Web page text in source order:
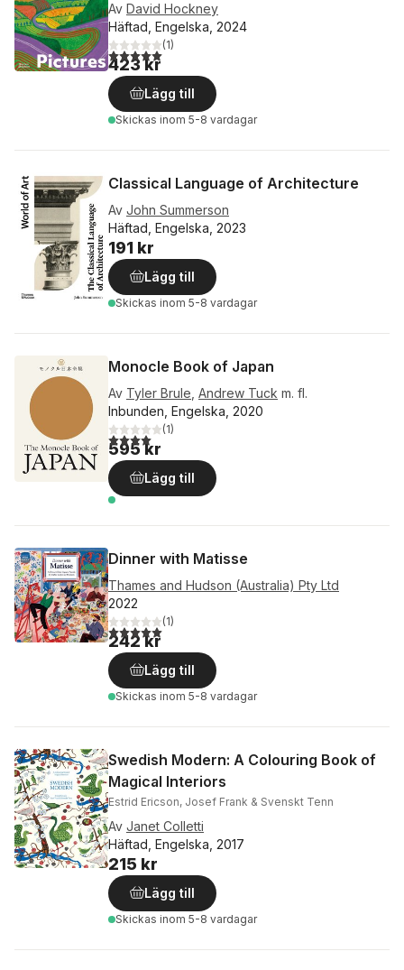
Av David Hockney
Häftad, Engelska, 2024
5,0utav 5 stjärnor. Totalt antal röster:
(1)
423 kr
Lägg till
Skickas inom 5-8 vardagar
Classical Language of Architecture
Av John Summerson
Häftad, Engelska, 2023
191 kr
Lägg till
Skickas inom 5-8 vardagar
Monocle Book of Japan
Av Tyler Brule Andrew Tuck m. fl.
Inbunden, Engelska, 2020
4,0utav 5 stjärnor. Totalt antal röster:
(1)
595 kr
Lägg till
Dinner with Matisse
Thames and Hudson (Australia) Pty Ltd
2022
5,0utav 5 stjärnor. Totalt antal röster:
(1)
242 kr
Lägg till
Skickas inom 5-8 vardagar
Swedish Modern: A Colouring Book of
Magical Interiors
Estrid Ericson, Josef Frank & Svenskt Tenn
Av Janet Colletti
Häftad, Engelska, 2017
215 kr
Lägg till
Skickas inom 5-8 vardagar